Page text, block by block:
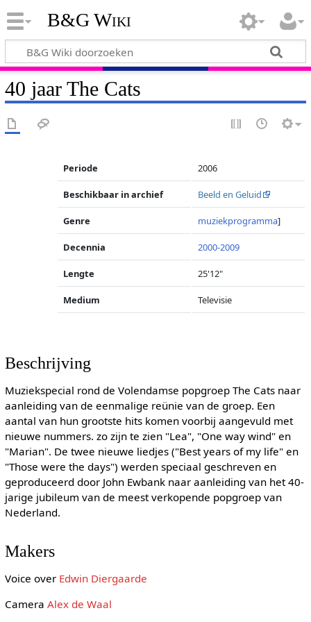
B&G Wiki
40 jaar The Cats
Periode 2006
Beschikbaar in archief Beeld en Geluid
Genre muziekprogramma]
Decennia 2000-2009
Lengte 25'12"
Medium Televisie
Beschrijving
Muziekspecial rond de Volendamse popgroep The Cats naar
aanleiding van de eenmalige reünie van de groep. Een
aantal van hun grootste hits komen voorbij aangevuld met
nieuwe nummers. zo zijn te zien "Lea", "One way wind" en
"Marian". De twee nieuwe liedjes ("Best years of my life" en
"Those were the days") werden speciaal geschreven en
geproduceerd door John Ewbank naar aanleiding van het 40-
jarige jubileum van de meest verkopende popgroep van
Nederland.
Makers
Voice over Edwin Diergaarde
Camera Alex de Waal